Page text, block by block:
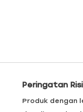
Peringatan
Produk dengan